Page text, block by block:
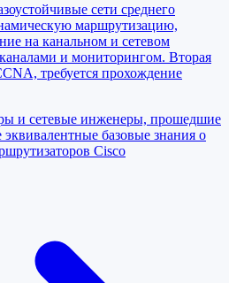
сети среднего
маршрутизацию,
на канальном и сетевом
и мониторингом. Вторая
требуется прохождение
и сетевые инженеры, прошедшие
базовые знания о
Cisco